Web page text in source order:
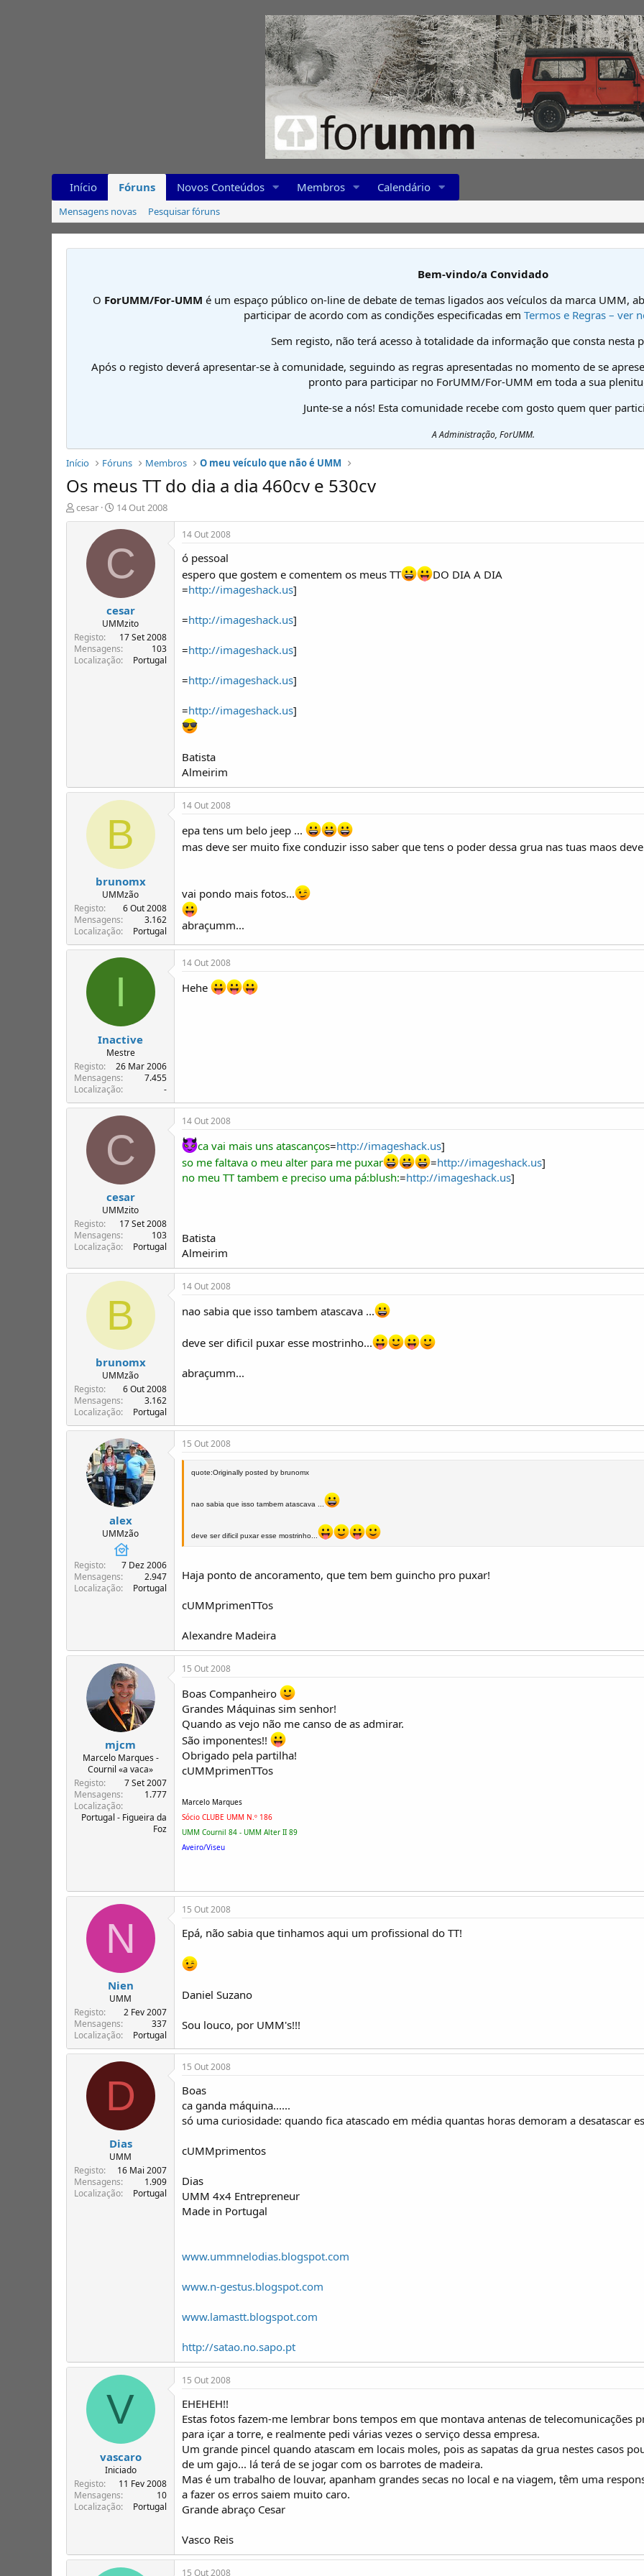
Início Fóruns Novos Conteúdos Membros Calendário
Mensagens novas Pesquisar fóruns
Bem-vindo/a Convidado
O ForUMM/For-UMM é um espaço público on-line de debate de temas ligados aos veículos da marca UMM,
participar de acordo com as condições especificadas em Termos e Regras – ver
Sem registo, não terá acesso à totalidade da informação que consta nesta
Após o registo deverá apresentar-se à comunidade, seguindo as regras apresentadas no momento de se
pronto para participar no ForUMM/For-UMM em toda a sua
Junte-se a nós! Esta comunidade recebe com gosto quem quer
A Administração, ForUMM.
Início Fóruns Membros O meu veículo que não é UMM
Os meus TT do dia a dia 460cv e 530cv
I
n
e
T
ó
cesar
D
a
t
a
e
n
í
c
o
14 Out 2008
C
cesar
UMMzito
Registo
17 Set 2008
Mensagens
103
Localização
Portugal
14 Out 2008
ó pessoal
espero que gostem e comentem os meus TT
DO DIA A DIA
=http://imageshack.us]
=http://imageshack.us]
=http://imageshack.us]
=http://imageshack.us]
=http://imageshack.us]
Batista
Almeirim
B
brunomx
UMMzão
Registo
6 Out 2008
Mensagens
3.162
Localização
Portugal
14 Out 2008
epa tens um belo jeep ...
mas deve ser muito fixe conduzir isso saber que tens o poder dessa grua nas tuas maos
vai pondo mais fotos...
abraçumm...
I
Inactive
Mestre
Registo
26 Mar 2006
Mensagens
7.455
Localização
-
14 Out 2008
Hehe
C
cesar
UMMzito
Registo
17 Set 2008
Mensagens
103
Localização
Portugal
14 Out 2008
ca vai mais uns atascanços=http://imageshack.us]
so me faltava o meu alter para me puxar
=http://imageshack.us]
no meu TT tambem e preciso uma pá:blush:=http://imageshack.us]
Batista
Almeirim
B
brunomx
UMMzão
Registo
6 Out 2008
Mensagens
3.162
Localização
Portugal
14 Out 2008
nao sabia que isso tambem atascava ...
deve ser dificil puxar esse mostrinho...
abraçumm...
alex
UMMzão
Registo
7 Dez 2006
Mensagens
2.947
Localização
Portugal
15 Out 2008
quote:Originally posted by brunomx
nao sabia que isso tambem atascava ...
deve ser dificil puxar esse mostrinho...
Haja ponto de ancoramento, que tem bem guincho pro puxar!
cUMMprimenTTos
Alexandre Madeira
mjcm
Marcelo Marques -
Cournil «a vaca»
Registo
7 Set 2007
Mensagens
1.777
Localização
Portugal - Figueira da
Foz
15 Out 2008
Boas Companheiro
Grandes Máquinas sim senhor!
Quando as vejo não me canso de as admirar.
São imponentes!!
Obrigado pela partilha!
cUMMprimenTTos
Marcelo Marques
Sócio CLUBE UMM N.º 186
UMM Cournil 84 - UMM Alter II 89
Aveiro/Viseu
N
Nien
UMM
Registo
2 Fev 2007
Mensagens
337
Localização
Portugal
15 Out 2008
Epá, não sabia que tinhamos aqui um profissional do TT!
Daniel Suzano
Sou louco, por UMM's!!!
D
Dias
UMM
Registo
16 Mai 2007
Mensagens
1.909
Localização
Portugal
15 Out 2008
Boas
ca ganda máquina......
só uma curiosidade: quando fica atascado em média quantas horas demoram a desatascar
cUMMprimentos
Dias
UMM 4x4 Entrepreneur
Made in Portugal
www.ummnelodias.blogspot.com
www.n-gestus.blogspot.com
www.lamastt.blogspot.com
http://satao.no.sapo.pt
V
vascaro
Iniciado
Registo
11 Fev 2008
Mensagens
10
Localização
Portugal
15 Out 2008
EHEHEH!!
Estas fotos fazem-me lembrar bons tempos em que montava antenas de telecomunicações
para içar a torre, e realmente pedi várias vezes o serviço dessa empresa.
Um grande pincel quando atascam em locais moles, pois as sapatas da grua nestes casos
de um gajo... lá terá de se jogar com os barrotes de madeira.
Mas é um trabalho de louvar, apanham grandes secas no local e na viagem, têm uma
a fazer os erros saiem muito caro.
Grande abraço Cesar
Vasco Reis
15 Out 2008